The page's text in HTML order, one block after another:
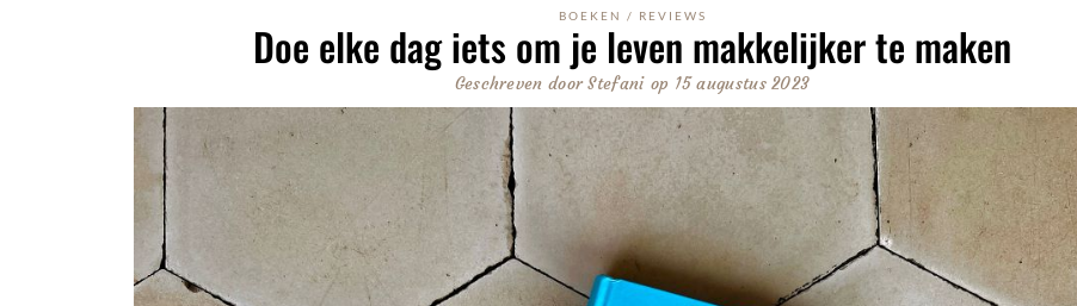
BOEKEN / REVIEWS
Doe elke dag iets om je leven makkelijker te maken
Geschreven doorStefani op 15 augustus 2023